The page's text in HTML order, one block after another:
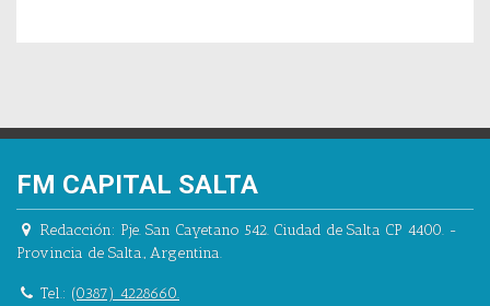
FM CAPITAL SALTA
Redacción: Pje. San Cayetano 542. Ciudad de Salta CP 4400. -
Provincia de Salta., Argentina.
Tel.: (0387) 4228660.